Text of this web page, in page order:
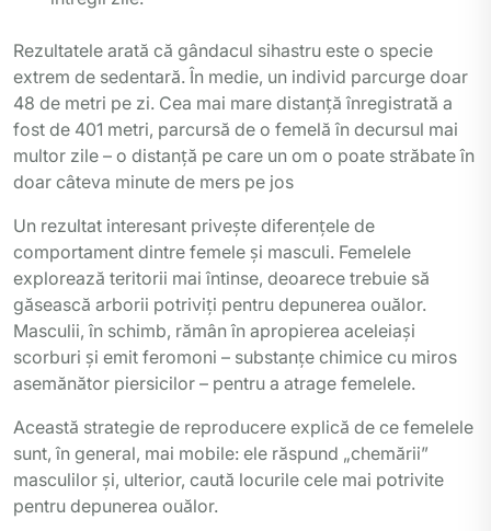
Rezultatele arată că gândacul sihastru este o specie
extrem de sedentară. În medie, un individ parcurge doar
48 de metri pe zi. Cea mai mare distanță înregistrată a
fost de 401 metri, parcursă de o femelă în decursul mai
multor zile – o distanță pe care un om o poate străbate în
doar câteva minute de mers pe jos
Un rezultat interesant privește diferențele de
comportament dintre femele și masculi. Femelele
explorează teritorii mai întinse, deoarece trebuie să
găsească arborii potriviți pentru depunerea ouălor.
Masculii, în schimb, rămân în apropierea aceleiași
scorburi și emit feromoni – substanțe chimice cu miros
asemănător piersicilor – pentru a atrage femelele.
Această strategie de reproducere explică de ce femelele
sunt, în general, mai mobile: ele răspund „chemării”
masculilor și, ulterior, caută locurile cele mai potrivite
pentru depunerea ouălor.